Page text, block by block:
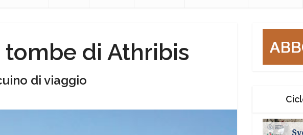
di Athribis
di viaggio